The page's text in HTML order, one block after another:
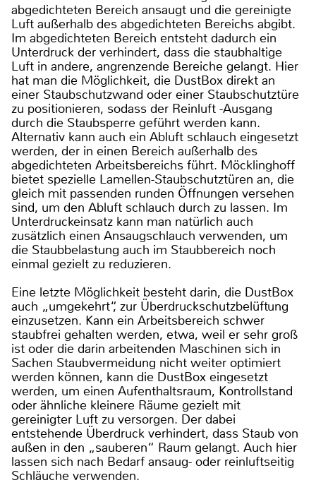
abgedichteten Bereich ansaugt und die gereinigte
Luft außerhalb des abgedichteten Bereichs abgibt.
Im abgedichteten Bereich entsteht dadurch ein
Unterdruck der verhindert, dass die staubhaltige
Luft in andere, angrenzende Bereiche gelangt. Hier
hat man die Möglichkeit, die DustBox direkt an
einer Staubschutzwand oder einer Staubschutztüre
zu positionieren, sodass der Reinluft -Ausgang
durch die Staubsperre geführt werden kann.
Alternativ kann auch ein Abluft schlauch eingesetzt
werden, der in einen Bereich außerhalb des
abgedichteten Arbeitsbereichs führt. Möcklinghoff
bietet spezielle Lamellen-Staubschutztüren an, die
gleich mit passenden runden Öffnungen versehen
sind, um den Abluft schlauch durch zu lassen. Im
Unterdruckeinsatz kann man natürlich auch
zusätzlich einen Ansaugschlauch verwenden, um
die Staubbelastung auch im Staubbereich noch
einmal gezielt zu reduzieren.
Eine letzte Möglichkeit besteht darin, die DustBox
auch „umgekehrt“, zur Überdruckschutzbelüftung
einzusetzen. Kann ein Arbeitsbereich schwer
staubfrei gehalten werden, etwa, weil er sehr groß
ist oder die darin arbeitenden Maschinen sich in
Sachen Staubvermeidung nicht weiter optimiert
werden können, kann die DustBox eingesetzt
werden, um einen Aufenthaltsraum, Kontrollstand
oder ähnliche kleinere Räume gezielt mit
gereinigter Luft zu versorgen. Der dabei
entstehende Überdruck verhindert, dass Staub von
außen in den „sauberen“ Raum gelangt. Auch hier
lassen sich nach Bedarf ansaug- oder reinluftseitig
Schläuche verwenden.